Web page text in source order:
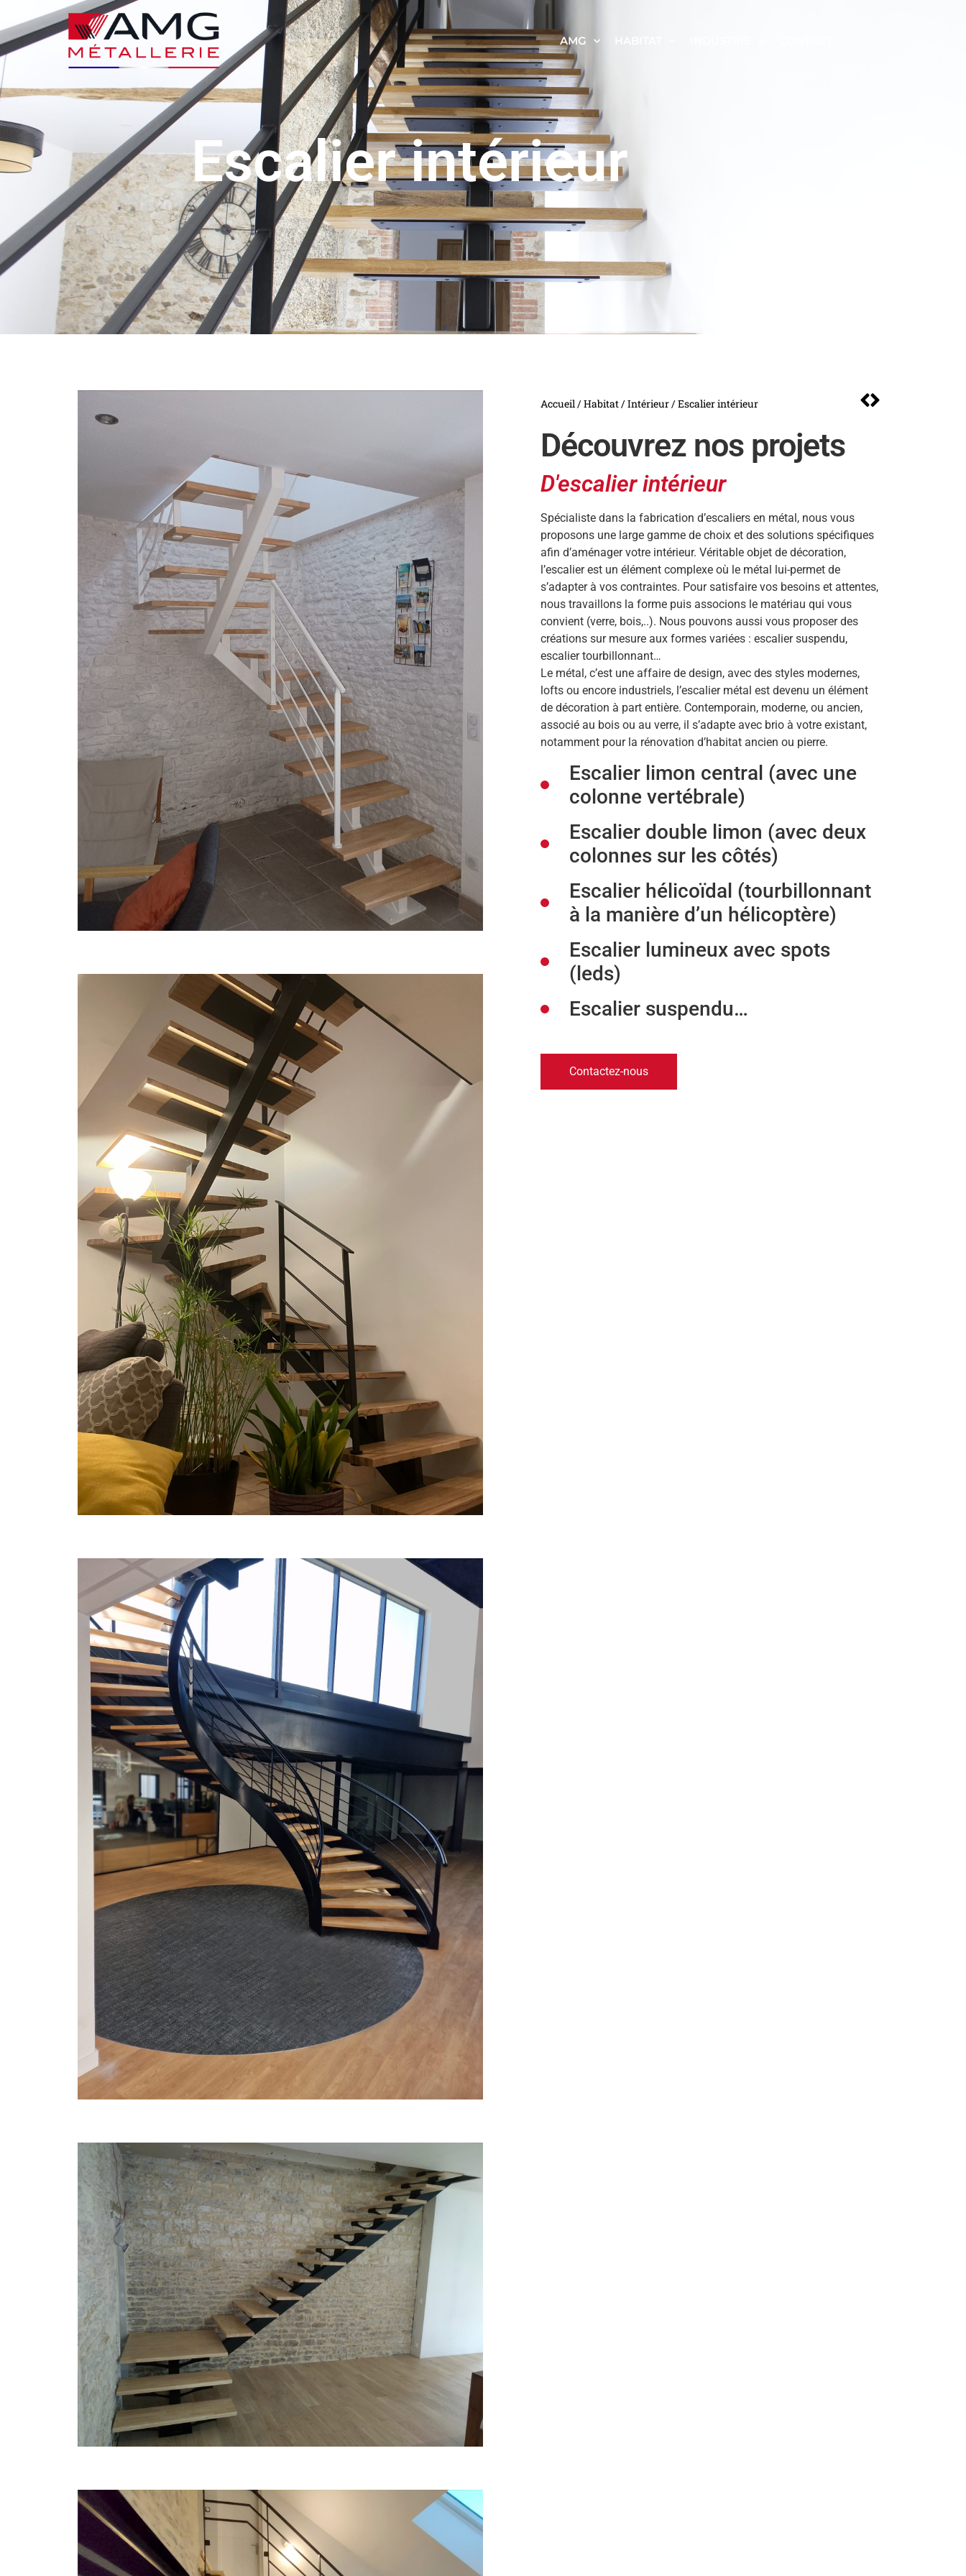
AMG
Escalier intérieur
Accueil /Habitat/Intérieur/ Escalier intérieur
Découvrez nos projets
D'escalier intérieur
Spécialiste dans la fabrication d’escaliers en métal, nous vous
proposons une large gamme de choix et des solutions spécifiques
afin d’aménager votre intérieur. Véritable objet de décoration,
l’escalier est un élément complexe où le métal lui-permet de
s’adapter à vos contraintes. Pour satisfaire vos besoins et attentes,
nous travaillons la forme puis associons le matériau qui vous
convient (verre, bois,..). Nous pouvons aussi vous proposer des
créations sur mesure aux formes variées : escalier suspendu,
escalier tourbillonnant…
Le métal, c’est une affaire de design, avec des styles modernes,
lofts ou encore industriels, l’escalier métal est devenu un élément
de décoration à part entière. Contemporain, moderne, ou ancien,
associé au bois ou au verre, il s’adapte avec brio à votre existant,
notamment pour la rénovation d’habitat ancien ou pierre.
Escalier limon central (avec une
colonne vertébrale)
Escalier double limon (avec deux
colonnes sur les côtés)
Escalier hélicoïdal (tourbillonnant
à la manière d’un hélicoptère)
Escalier lumineux avec spots
(leds)
Escalier suspendu…
Contactez-nous